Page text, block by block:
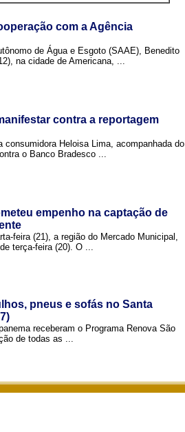
com a Agência
de Água e Esgoto (SAAE), Benedito
na cidade de Americana, ...
contra a reportagem
consumidora Heloisa Lima, acompanhada do
o Banco Bradesco ...
empenho na captação de
feira (21), a região do Mercado Municipal,
terça-feira (20). O ...
pneus e sofás no Santa
receberam o Programa Renova São
de todas as ...